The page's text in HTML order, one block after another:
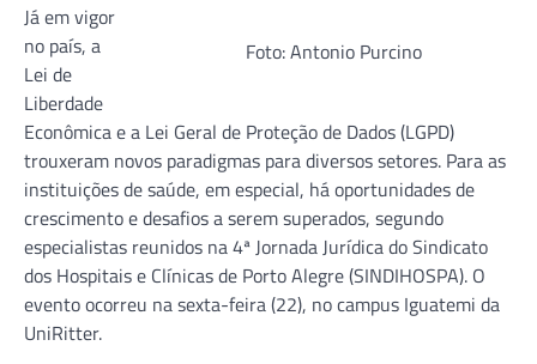
Foto: Antonio Purcino
Já em vigor
no país, a
Lei de
Liberdade
Econômica e a Lei Geral de Proteção de Dados (LGPD)
trouxeram novos paradigmas para diversos setores. Para as
instituições de saúde, em especial, há oportunidades de
crescimento e desafios a serem superados, segundo
especialistas reunidos na 4ª Jornada Jurídica do Sindicato
dos Hospitais e Clínicas de Porto Alegre (SINDIHOSPA). O
evento ocorreu na sexta-feira (22), no campus Iguatemi da
UniRitter.